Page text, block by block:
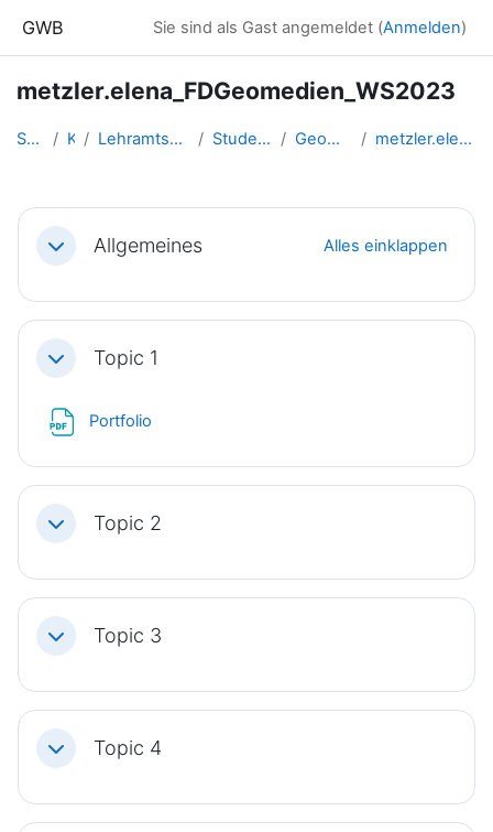
GWB Sie sind als Gast angemeldet (Anmelden)
metzler.elena_FDGeomedien_WS2023
Startseite Kurse Lehramtsausbildung GW im Clust... Studentische Lernkurse Geomedien - WS 2023 metzler.elena_FDGeomedien_WS2023
Abschnittsübersicht
EinklappenAllgemeines Alles einklappen
Einklappen
Topic 1
Portfolio
Einklappen
Topic 2
Einklappen
Topic 3
Einklappen
Topic 4